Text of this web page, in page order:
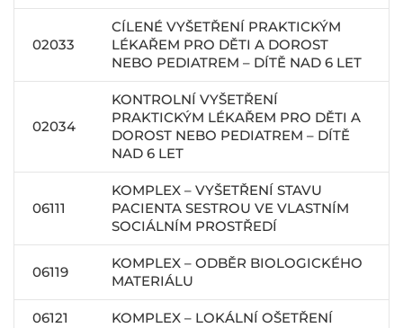
02033
CÍLENÉ VYŠETŘENÍ PRAKTICKÝM
LÉKAŘEM PRO DĚTI A DOROST
NEBO PEDIATREM – DÍTĚ NAD 6 LET
02034
KONTROLNÍ VYŠETŘENÍ
PRAKTICKÝM LÉKAŘEM PRO DĚTI A
DOROST NEBO PEDIATREM – DÍTĚ
NAD 6 LET
06111
KOMPLEX – VYŠETŘENÍ STAVU
PACIENTA SESTROU VE VLASTNÍM
SOCIÁLNÍM PROSTŘEDÍ
06119
KOMPLEX – ODBĚR BIOLOGICKÉHO
MATERIÁLU
06121 KOMPLEX – LOKÁLNÍ OŠETŘENÍ